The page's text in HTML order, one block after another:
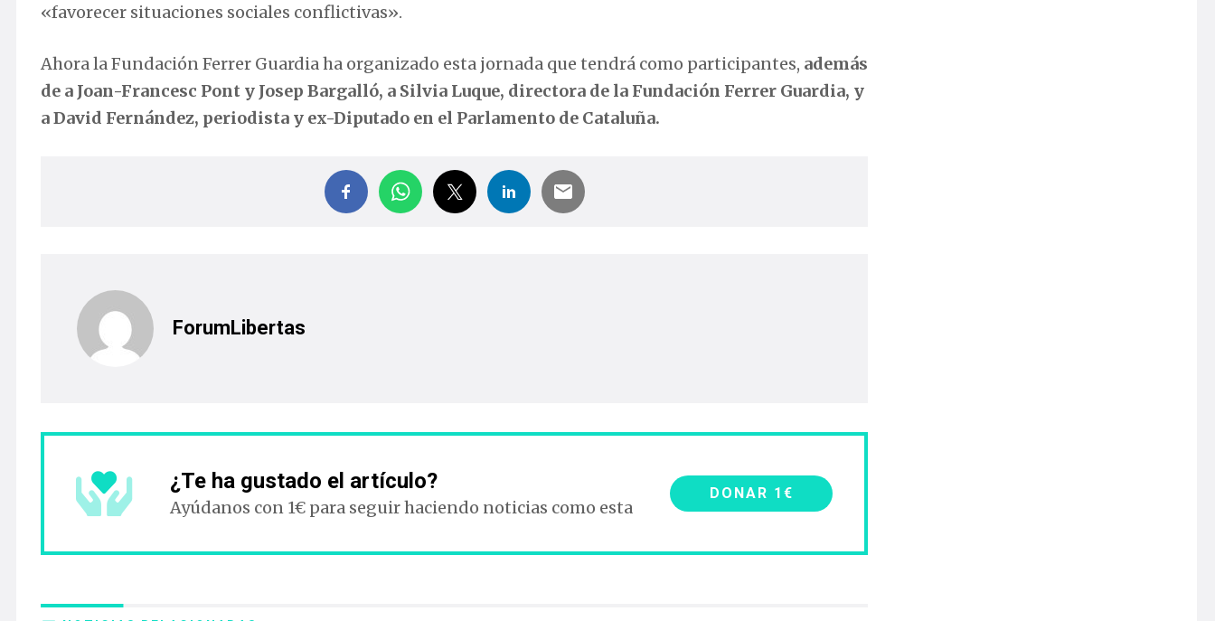
«favorecer situaciones sociales conflictivas».
Ahora la Fundación Ferrer Guardia ha organizado esta jornada que tendrá como participantes, además
de a Joan-Francesc Pont y Josep Bargalló, a Silvia Luque, directora de la Fundación Ferrer Guardia, y
a David Fernández, periodista y ex-Diputado en el Parlamento de Cataluña.
ForumLibertas
¿Te ha gustado el artículo?
Ayúdanos con 1€ para seguir haciendo noticias como esta
DONAR 1€